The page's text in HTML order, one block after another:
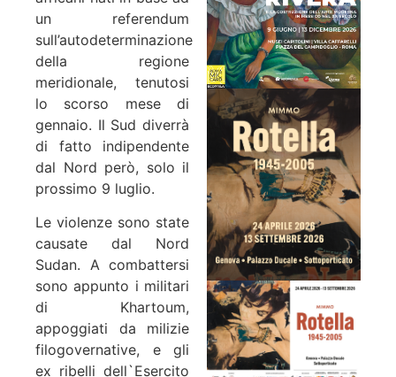
un referendum
sull’autodeterminazione
della regione
meridionale, tenutosi
lo scorso mese di
gennaio. Il Sud diverrà
di fatto indipendente
dal Nord però, solo il
prossimo 9 luglio.
Le violenze sono state
causate dal Nord
Sudan. A combattersi
sono appunto i militari
di Khartoum,
appoggiati da milizie
filogovernative, e gli
ex ribelli dell`Esercito